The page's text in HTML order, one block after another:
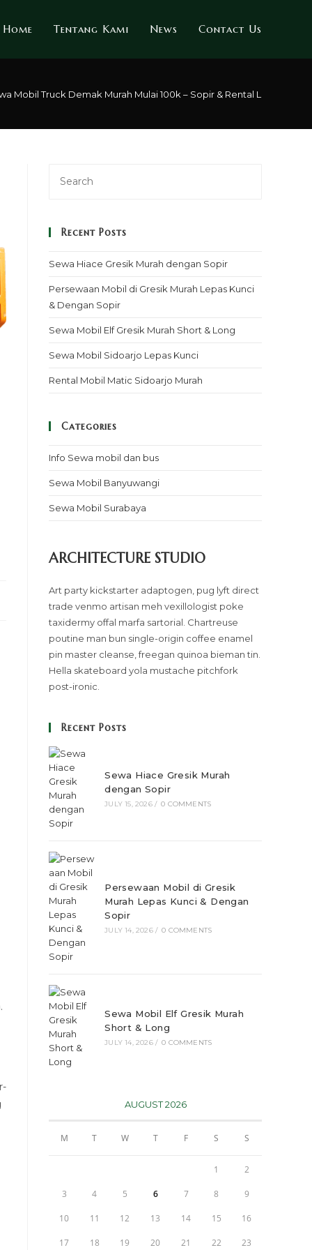
Home Tentang Kami News Contact Us
Mobil Truck Demak Murah Mulai 100k – Sopir & Rental Lepas Kunci
Recent Posts
Sewa Hiace Gresik Murah dengan Sopir
Persewaan Mobil di Gresik Murah Lepas Kunci
& Dengan Sopir
Sewa Mobil Elf Gresik Murah Short & Long
Sewa Mobil Sidoarjo Lepas Kunci
Rental Mobil Matic Sidoarjo Murah
Categories
Info Sewa mobil dan bus
Sewa Mobil Banyuwangi
Sewa Mobil Surabaya
ARCHITECTURE STUDIO
Art party kickstarter adaptogen, pug lyft direct
trade venmo artisan meh vexillologist poke
taxidermy offal marfa sartorial. Chartreuse
poutine man bun single-origin coffee enamel
pin master cleanse, freegan quinoa bieman tin.
Hella skateboard yola mustache pitchfork
post-ironic.
Recent Posts
Sewa Hiace Gresik Murah
dengan Sopir
JULY 15, 2026 / 0 COMMENTS
Persewaan Mobil di Gresik
Murah Lepas Kunci & Dengan
Sopir
JULY 14, 2026 / 0 COMMENTS
Sewa Mobil Elf Gresik Murah
Short & Long
JULY 14, 2026 / 0 COMMENTS
AUGUST 2026
M T W T F S S
1 2
3 4 5 6 7 8 9
10 11 12 13 14 15 16
17 18 19 20 21 22 23